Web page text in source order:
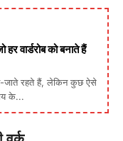
वार्डरोब को बनाते हैं
रहते हैं, लेकिन कुछ ऐसे
के...